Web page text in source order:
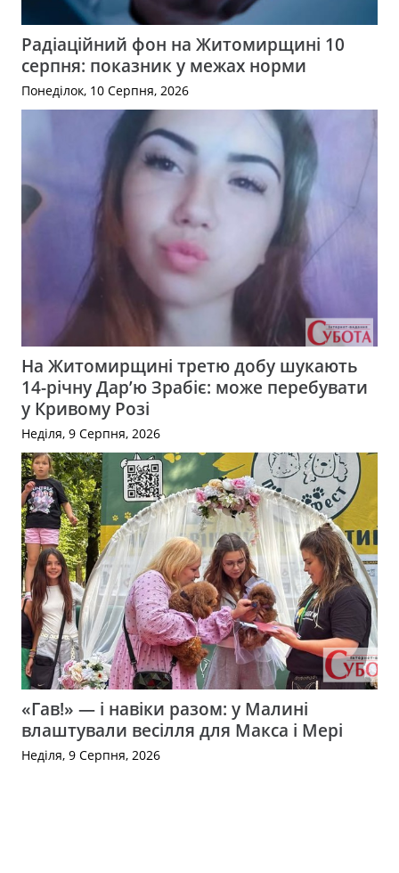
Радіаційний фон на Житомирщині 10
серпня: показник у межах норми
Понеділок, 10 Серпня, 2026
На Житомирщині третю добу шукають
14-річну Дар’ю Зрабіє: може перебувати
у Кривому Розі
Неділя, 9 Серпня, 2026
«Гав!» — і навіки разом: у Малині
влаштували весілля для Макса і Мері
Неділя, 9 Серпня, 2026